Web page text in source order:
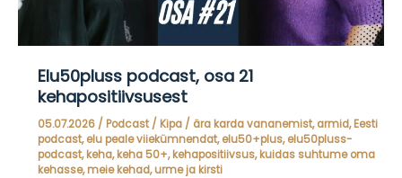
Elu50pluss podcast, osa 21
kehapositiivsusest
05.07.2026 / Podcast/ Kipa / ära karda vananemist,armid,Eesti
podcast,elu peale viiekümnendat,elu50+plus,elu50pluss-
podcast,keha,keha 50+,kehapositiivsus,kuidas suhtume oma
kehasse,meie kehad,urme ja kirsti